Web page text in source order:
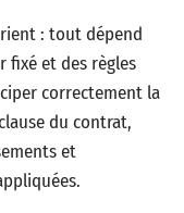
: tout dépend
fixé et des règles
correctement la
du contrat,
et